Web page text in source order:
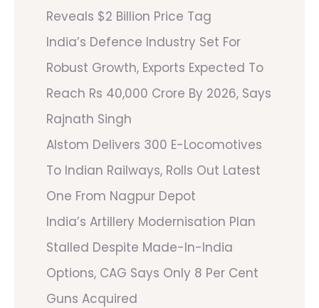
Reveals $2 Billion Price Tag
India’s Defence Industry Set For
Robust Growth, Exports Expected To
Reach Rs 40,000 Crore By 2026, Says
Rajnath Singh
Alstom Delivers 300 E-Locomotives
To Indian Railways, Rolls Out Latest
One From Nagpur Depot
India’s Artillery Modernisation Plan
Stalled Despite Made-In-India
Options, CAG Says Only 8 Per Cent
Guns Acquired